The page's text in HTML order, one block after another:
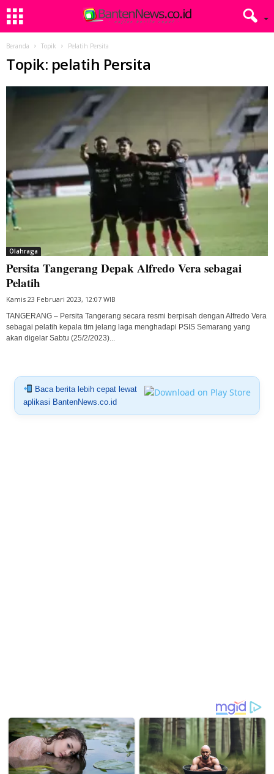
Beranda Topik Pelatih Persita
Topik: pelatih Persita
Olahraga
Persita Tangerang Depak Alfredo Vera sebagai
Pelatih
Kamis 23 Februari 2023, 12:07 WIB
TANGERANG – Persita Tangerang secara resmi berpisah dengan Alfredo Vera
sebagai pelatih kepala tim jelang laga menghadapi PSIS Semarang yang
akan digelar Sabtu (25/2/2023)...
Baca berita lebih cepat lewat
aplikasi BantenNews.co.id